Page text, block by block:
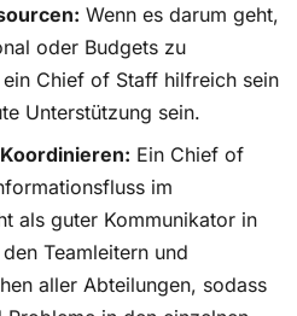
Wenn es darum geht,
oder Budgets zu
Chief of Staff hilfreich sein
Unterstützung sein.
Ein Chief of
im
als guter Kommunikator in
Teamleitern und
aller Abteilungen, sodass